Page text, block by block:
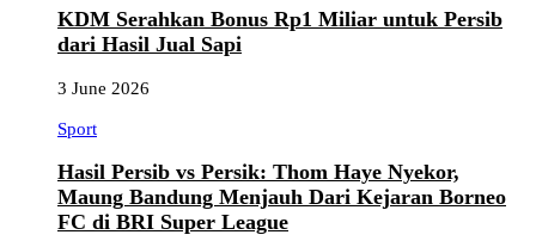
KDM Serahkan Bonus Rp1 Miliar untuk Persib
dari Hasil Jual Sapi
3 June 2026
Sport
Hasil Persib vs Persik: Thom Haye Nyekor,
Maung Bandung Menjauh Dari Kejaran Borneo
FC di BRI Super League